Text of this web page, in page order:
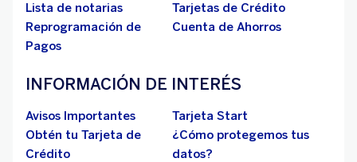
Lista de notarias
Tarjetas de Crédito
Reprogramación de
Pagos
Cuenta de Ahorros
INFORMACIÓN DE INTERÉS
Avisos Importantes
Tarjeta Start
Obtén tu Tarjeta de
Crédito
¿Cómo protegemos tus
datos?